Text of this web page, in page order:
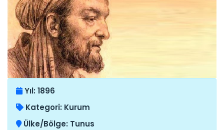
Yıl: 1896
Kategori: Kurum
Ülke/Bölge: Tunus